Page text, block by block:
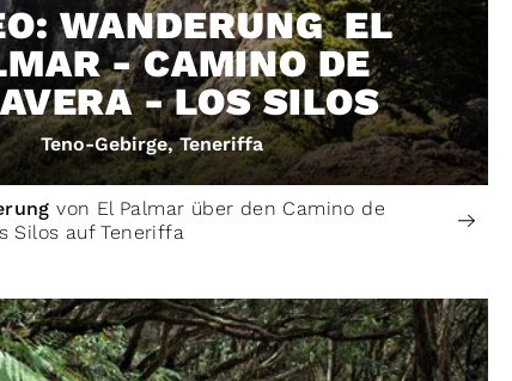
WANDERUNG EL
- CAMINO DE
- LOS SILOS
Teno-Gebirge, Teneriffa
von El Palmar über den Camino de
Silos auf Teneriffa